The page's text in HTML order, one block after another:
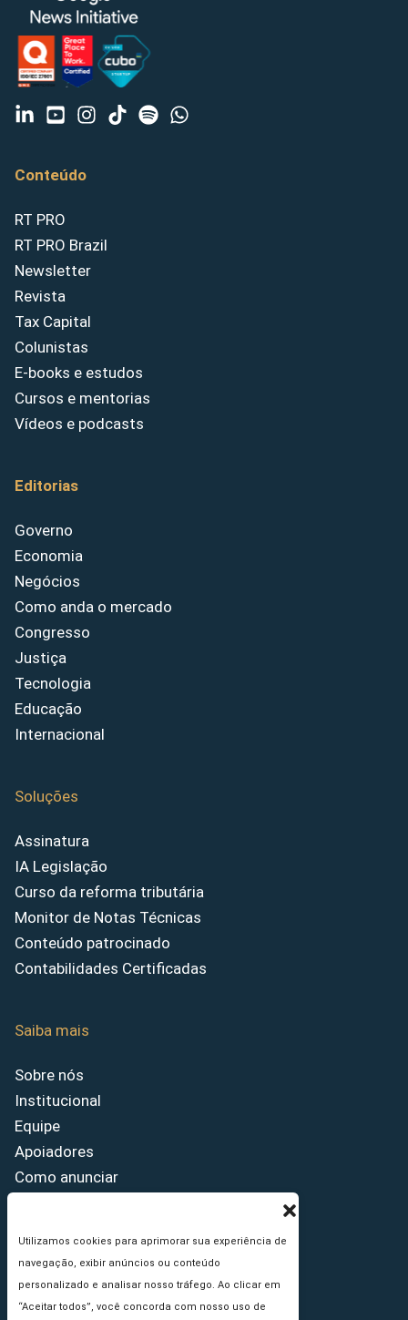
Utilizamos cookies para aprimorar sua experiência de
navegação, exibir anúncios ou conteúdo
personalizado e analisar nosso tráfego. Ao clicar em
“Aceitar todos”, você concorda com nosso uso de
Conteúdo
RT PRO
RT PRO Brazil
Newsletter
Revista
Tax Capital
Colunistas
E-books e estudos
Cursos e mentorias
Vídeos e podcasts
Editorias
Governo
Economia
Negócios
Como anda o mercado
Congresso
Justiça
Tecnologia
Educação
Internacional
Soluções
Assinatura
IA Legislação
Curso da reforma tributária
Monitor de Notas Técnicas
Conteúdo patrocinado
Contabilidades Certificadas
Saiba mais
Sobre nós
Institucional
Equipe
Apoiadores
Como anunciar
Princípios Editoriais